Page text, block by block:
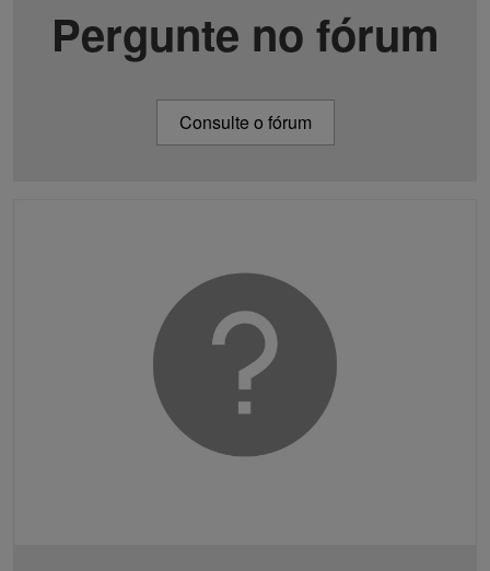
Pergunte no fórum
Consulte o fórum